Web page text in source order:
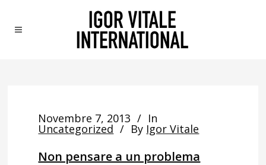
Novembre 7, 2013 In
Uncategorized By Igor Vitale
Non pensare a un problema